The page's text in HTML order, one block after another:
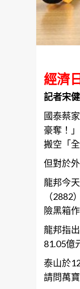
經濟
記者宋
國泰蔡
豪奪！
搬空「
但對於
龍邦今
（
險黑箱
龍邦指
81.05億
泰山於
請問萬